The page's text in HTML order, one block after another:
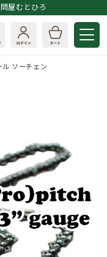
屋むとひろ
ル ソーチェン